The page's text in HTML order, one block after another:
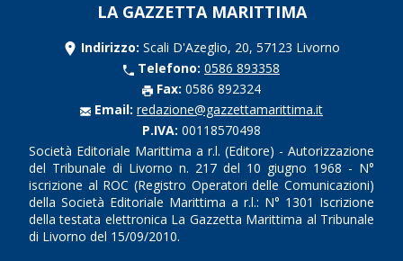
LA GAZZETTA MARITTIMA
Indirizzo: Scali D'Azeglio, 20, 57123 Livorno
Telefono: 0586 893358
Fax: 0586 892324
Email: redazione@gazzettamarittima.it
P.IVA: 00118570498
Società Editoriale Marittima a r.l. (Editore) - Autorizzazione
del Tribunale di Livorno n. 217 del 10 giugno 1968 - N°
iscrizione al ROC (Registro Operatori delle Comunicazioni)
della Società Editoriale Marittima a r.l.: N° 1301 Iscrizione
della testata elettronica La Gazzetta Marittima al Tribunale
di Livorno del 15/09/2010.